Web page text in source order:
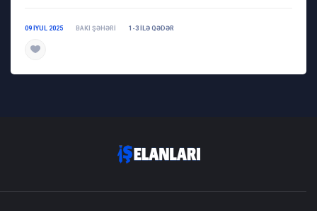
09 IYUL 2025 BAKI ŞƏHƏRI 1-3 ILƏ QƏDƏR